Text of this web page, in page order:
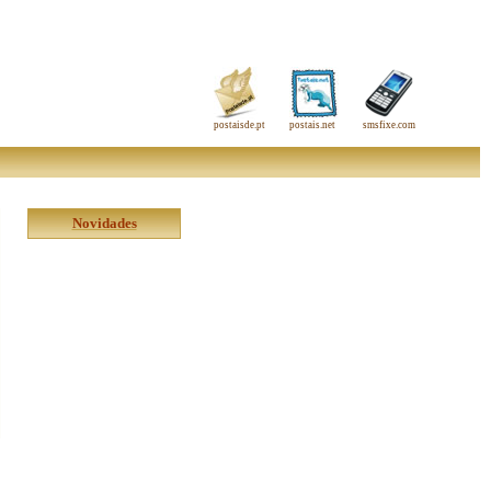
postaisde.pt postais.net smsfixe.com
Novidades